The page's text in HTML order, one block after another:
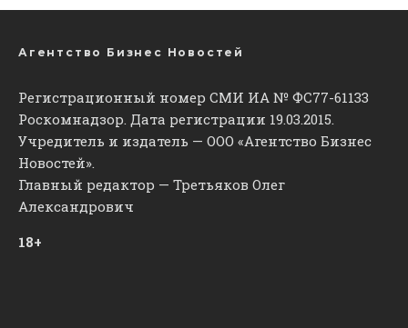
Агентство Бизнес Новостей
Регистрационный номер СМИ ИА № ФС77-61133
Роскомнадзор. Дата регистрации 19.03.2015.
Учредитель и издатель — ООО «Агентство Бизнес
Новостей».
Главный редактор — Третьяков Олег
Александрович
18+